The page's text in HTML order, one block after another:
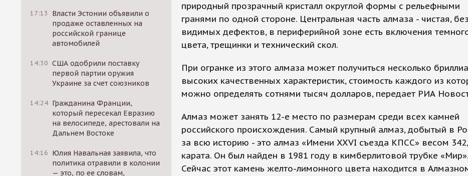
17:13
Власти Эстонии объявили о
продаже оставленных на
российской границе
автомобилей
14:30 США одобрили поставку
первой партии оружия
Украине за счет союзников
14:24 Гражданина Франции,
который пересекал Евразию
на велосипеде, арестовали на
Дальнем Востоке
14:16 Юлия Навальная заявила, что
политика отравили в колонии
— это, по ее словам,
природный прозрачный кристалл округлой формы с рельефными
гранями по одной стороне. Центральная часть алмаза - чистая, без
видимых дефектов, в периферийной зоне есть включения
цвета, трещинки и технический скол.
При огранке из этого алмаза может получиться несколько
высоких качественных характеристик, стоимость каждого из
можно определять сотнями тысяч долларов, передает РИА
Алмаз может занять 12-е место по размерам среди всех камней
российского происхождения. Самый крупный алмаз, добытый в
за всю историю - это алмаз «Имени XXVI съезда КПСС» весом
карата. Он был найден в 1981 году в кимберлитовой трубке «Мир».
Сейчас этот камень желто-лимонного цвета находится в